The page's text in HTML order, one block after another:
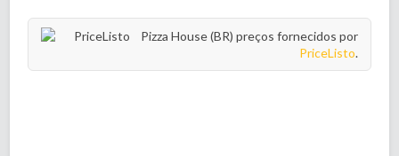
Pizza House (BR) preços fornecidos por
PriceListo.